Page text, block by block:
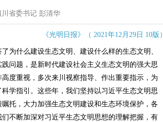
川省委书记 彭清华
《光明日报》（ 2021年12月29日 10版）
什么建设生态文明、建设什么样的生态文明、
问题，是新时代建设社会主义生态文明的强大思
度重视，多次来川视察指导、作出重要指示，为
学指引。这些年，我们坚持以习近平生态文明思
托，大力加强生态文明建设和生态环境保护，各
不断加深对习近平生态文明思想的理解把握，有